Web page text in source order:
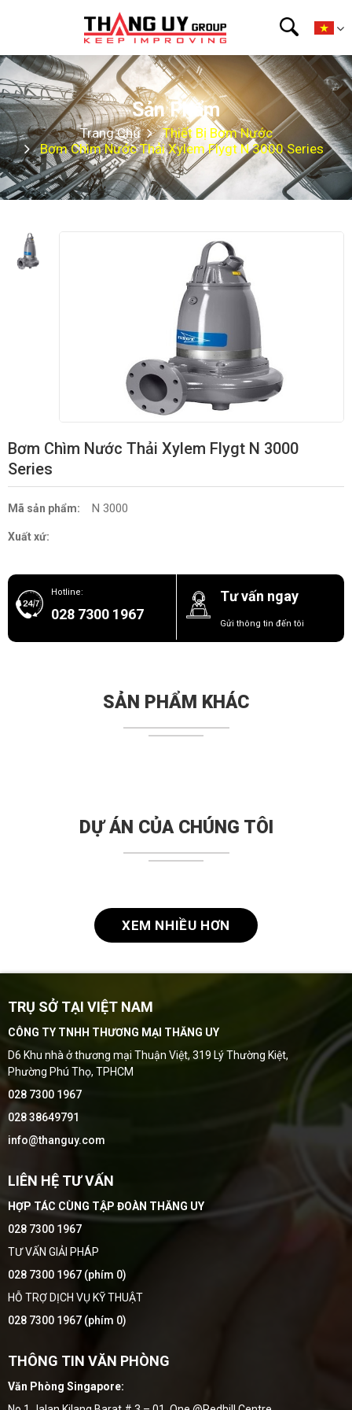
Sản Phẩm
Trang Chủ
Thiết Bị Bơm Nước
Bơm Chìm Nước Thải Xylem Flygt N 3000 Series
Bơm Chìm Nước Thải Xylem Flygt N 3000
Series
Mã sản phẩm: N 3000
Xuất xứ:
Hotline:
028 7300 1967
Tư vấn ngay
Gửi thông tin đến tôi
SẢN PHẨM KHÁC
DỰ ÁN CỦA CHÚNG TÔI
XEM NHIỀU HƠN
TRỤ SỞ TẠI VIỆT NAM
CÔNG TY TNHH THƯƠNG MẠI THĂNG UY
D6 Khu nhà ở thương mại Thuận Việt, 319 Lý Thường Kiệt,
Phường Phú Thọ, TPHCM
028 7300 1967
028 38649791
info@thanguy.com
LIÊN HỆ TƯ VẤN
HỢP TÁC CÙNG TẬP ĐOÀN THĂNG UY
028 7300 1967
TƯ VẤN GIẢI PHÁP
028 7300 1967 (phím 0)
HỖ TRỢ DỊCH VỤ KỸ THUẬT
028 7300 1967 (phím 0)
THÔNG TIN VĂN PHÒNG
Văn Phòng Singapore: